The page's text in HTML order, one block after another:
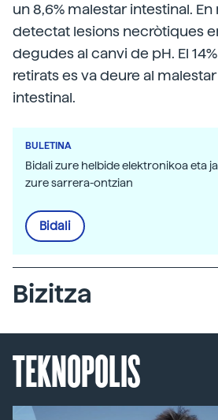
un 8,6% malestar intestinal.
detectat lesions necròtiques
degudes al canvi de pH. El
retirats es va deure al
intestinal.
BULETINA
Bidali zure helbide elektronikoa eta
zure sarrera-ontzian
Bidali
Bizitza
TEKNOPOLIS